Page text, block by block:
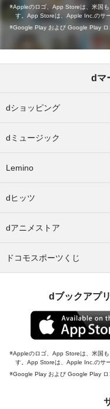
Appleのロゴ、App Storeは、米国
す。App Storeは、Apple Inc.のサ
Google Play および Google Play ロ
dマ
dショッピング
dミュージック
Lemino
dヒッツ
dアニメストア
ドコモスポーツくじ
dブックアプ
Appleのロゴ、App Storeは、米国
す。App Storeは、Apple Inc.のサ
Google Play および Google Play ロ